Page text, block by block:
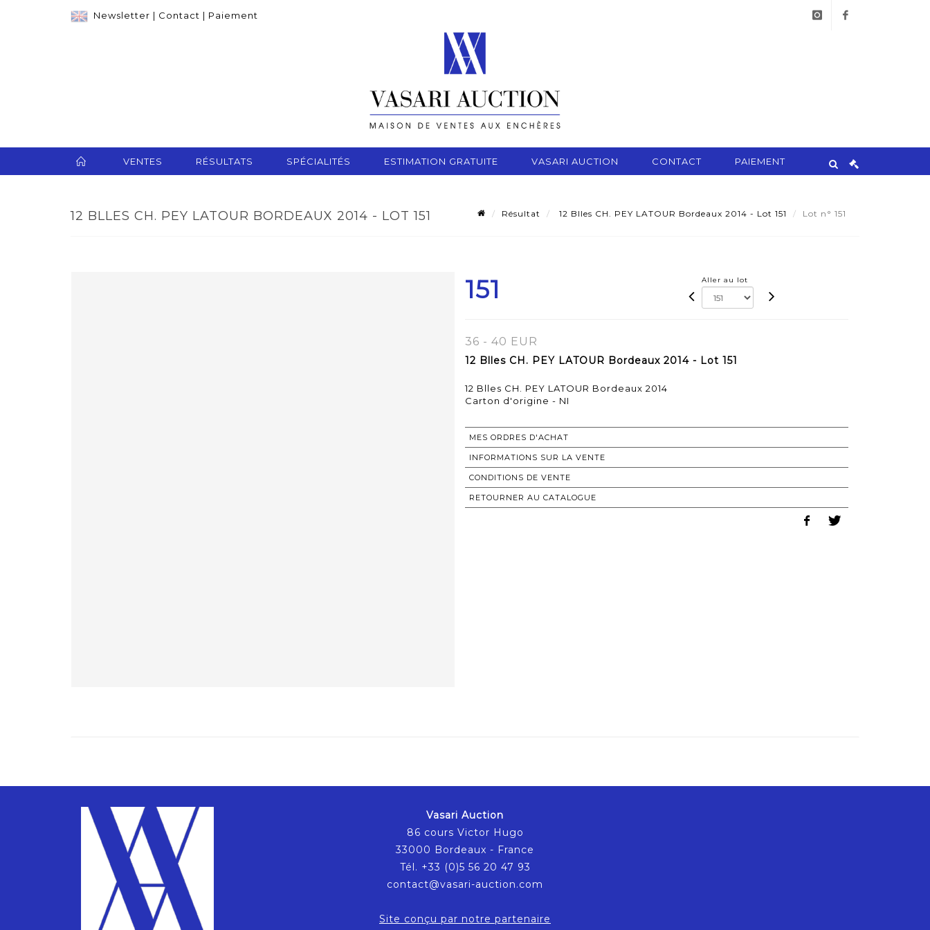
Newsletter | Contact | Paiement
VENTES RÉSULTATS SPÉCIALITÉS ESTIMATION GRATUITE VASARI AUCTION CONTACT PAIEMENT
12 BLLES CH. PEY LATOUR BORDEAUX 2014 - LOT 151 Résultat 12 Blles CH. PEY LATOUR Bordeaux 2014 - Lot 151 Lot n° 151
151 Aller au lot
36 - 40 EUR
12 Blles CH. PEY LATOUR Bordeaux 2014 - Lot 151
12 Blles CH. PEY LATOUR Bordeaux 2014
Carton d'origine - NI
MES ORDRES D'ACHAT
INFORMATIONS SUR LA VENTE
CONDITIONS DE VENTE
RETOURNER AU CATALOGUE
Vasari Auction
86 cours Victor Hugo
33000 Bordeaux - France
Tél. +33 (0)5 56 20 47 93
contact@vasari-auction.com
Site conçu par notre partenaire